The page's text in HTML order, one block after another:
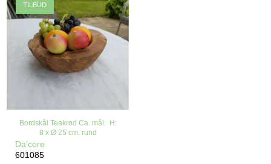
TILBUD
Bordskål Teakrod Ca. mål: H:
8 x Ø 25 cm. rund
Da'core
601085